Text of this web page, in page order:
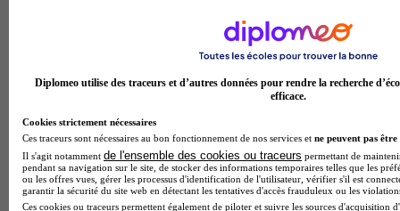
Diplomeo utilise des traceurs et d’autres données pour rendre la recherche
efficace.
Cookies strictement nécessaires
Ces traceurs sont nécessaires au bon fonctionnement de nos services et ne peuvent pas être
Il s'agit notamment de l'ensemble des cookies ou traceurs permettant de
pendant sa navigation sur le site, de stocker des informations temporaires telles que les
ou les offres vues, gérer les processus d'identification de l'utilisateur, vérifier s'il est
garantir la sécurité du site web en détectant les tentatives d'accès frauduleux ou les
Ces cookies ou traceurs permettent également de piloter et suivre les sources d'acquisition